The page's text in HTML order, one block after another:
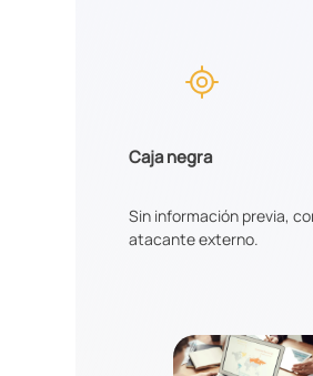
Caja negra
Sin información previa,
atacante externo.